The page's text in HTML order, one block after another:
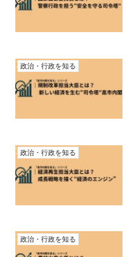
政治・行政を知る
政治・行政を知る
政治・行政を知る